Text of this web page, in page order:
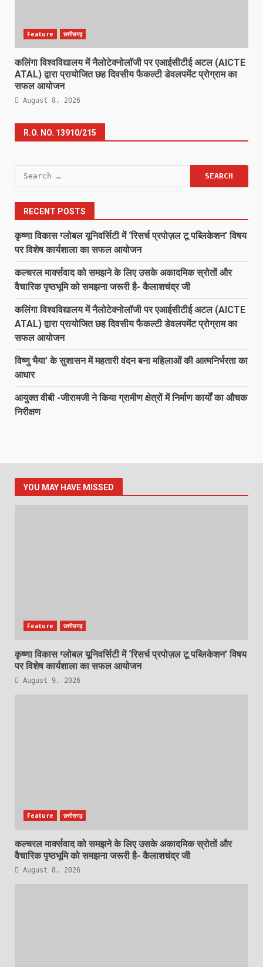
Feature छत्तीसगढ़
कलिंगा विश्वविद्यालय में नैलोटेक्नोलॉजी पर एआईसीटीई अटल (AICTE
ATAL) द्वारा प्रायोजित छह दिवसीय फैकल्टी डेवलपमेंट प्रोग्राम का
सफल आयोजन
August 8, 2026
R.O. NO. 13910/215
Search
for:
RECENT POSTS
कृष्णा विकास ग्लोबल यूनिवर्सिटी में ‘रिसर्च प्रपोज़ल टू पब्लिकेशन’ विषय
पर विशेष कार्यशाला का सफल आयोजन
कल्चरल मार्क्सवाद को समझने के लिए उसके अकादमिक स्रोतों और
वैचारिक पृष्ठभूमि को समझना जरूरी है- कैलाशचंद्र जी
कलिंगा विश्वविद्यालय में नैलोटेक्नोलॉजी पर एआईसीटीई अटल (AICTE
ATAL) द्वारा प्रायोजित छह दिवसीय फैकल्टी डेवलपमेंट प्रोग्राम का
सफल आयोजन
विष्णु भैया’ के सुशासन में महतारी वंदन बना महिलाओं की आत्मनिर्भरता का
आधार
आयुक्त वीबी -जीरामजी ने किया ग्रामीण क्षेत्रों में निर्माण कार्यों का औचक
निरीक्षण
YOU MAY HAVE MISSED
Feature छत्तीसगढ़
कृष्णा विकास ग्लोबल यूनिवर्सिटी में ‘रिसर्च प्रपोज़ल टू पब्लिकेशन’ विषय
पर विशेष कार्यशाला का सफल आयोजन
August 9, 2026
Feature छत्तीसगढ़
कल्चरल मार्क्सवाद को समझने के लिए उसके अकादमिक स्रोतों और
वैचारिक पृष्ठभूमि को समझना जरूरी है- कैलाशचंद्र जी
August 8, 2026